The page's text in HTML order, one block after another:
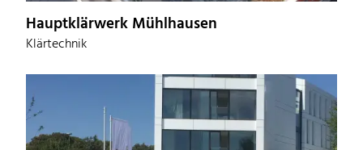
Hauptklärwerk Mühlhausen
Klärtechnik